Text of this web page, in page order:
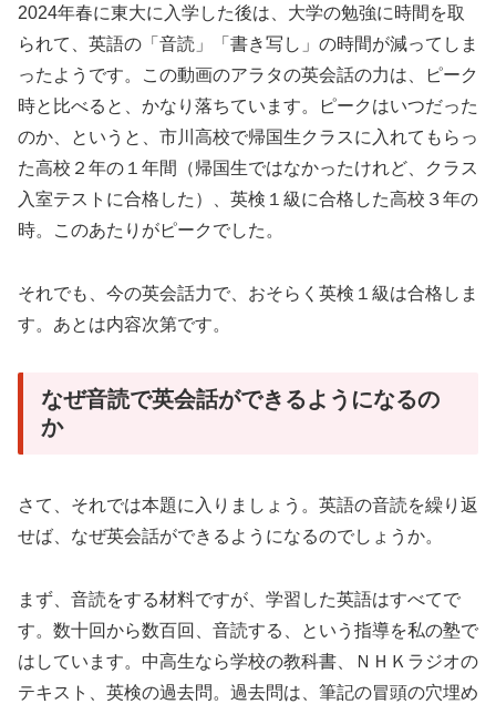
2024年春に東大に入学した後は、大学の勉強に時間を取
られて、英語の「音読」「書き写し」の時間が減ってしま
ったようです。この動画のアラタの英会話の力は、ピーク
時と比べると、かなり落ちています。ピークはいつだった
のか、というと、市川高校で帰国生クラスに入れてもらっ
た高校２年の１年間（帰国生ではなかったけれど、クラス
入室テストに合格した）、英検１級に合格した高校３年の
時。このあたりがピークでした。
それでも、今の英会話力で、おそらく英検１級は合格しま
す。あとは内容次第です。
なぜ音読で英会話ができるようになるの
か
さて、それでは本題に入りましょう。英語の音読を繰り返
せば、なぜ英会話ができるようになるのでしょうか。
まず、音読をする材料ですが、学習した英語はすべてで
す。数十回から数百回、音読する、という指導を私の塾で
はしています。中高生なら学校の教科書、ＮＨＫラジオの
テキスト、英検の過去問。過去問は、筆記の冒頭の穴埋め